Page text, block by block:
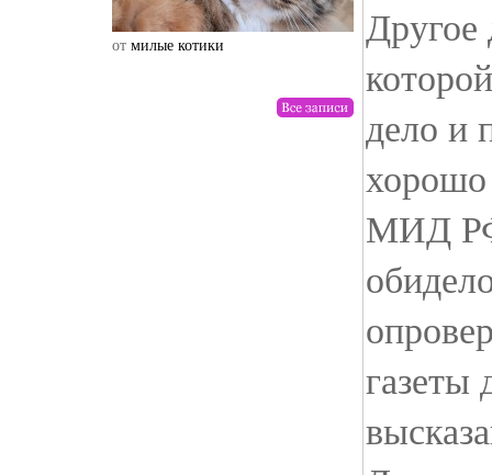
от милые котики от drunktwi
Другое
дело и
МИД
газеты